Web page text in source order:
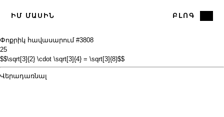
ԻՄ ՄԱՍԻՆ ԲԼՈԳ
Փոքրիկ հավասարում #3808
25
$$\sqrt[3]{2} \cdot \sqrt[3]{4} = \sqrt[3]{8}$$
Վերադառնալ